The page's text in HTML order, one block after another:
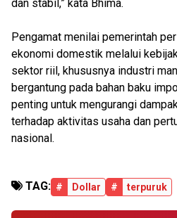
dan stabil,” kata Bhima.
Pengamat menilai pemerintah
ekonomi domestik melalui
sektor riil, khususnya industri
bergantung pada bahan baku
penting untuk mengurangi
terhadap aktivitas usaha dan
nasional.
TAG: # Dollar # terpuruk